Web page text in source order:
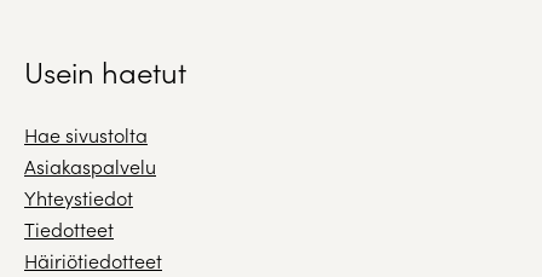
Usein haetut
Hae sivustolta
Asiakaspalvelu
Yhteystiedot
Tiedotteet
Häiriötiedotteet